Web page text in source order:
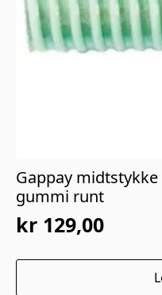
Gappay
gummi runt
kr 129,00